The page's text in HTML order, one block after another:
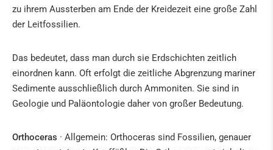
IN DER PRESSE
zu ihrem Aussterben am Ende der Kreidezeit eine große Zahl
der Leitfossilien.
Das bedeutet, dass man durch sie Erdschichten zeitlich
einordnen kann. Oft erfolgt die zeitliche Abgrenzung mariner
Sedimente ausschließlich durch Ammoniten. Sie sind in
Geologie und Paläontologie daher von großer Bedeutung.
Orthoceras · Allgemein: Orthoceras sind Fossilien, genauer